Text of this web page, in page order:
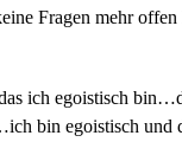
Fragen mehr
ich egoistisch
bin egoistisch und